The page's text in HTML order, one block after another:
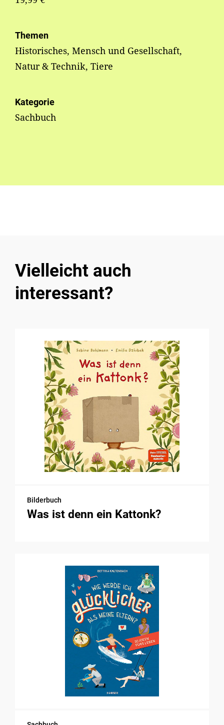
Themen
Historisches, Mensch und Gesellschaft,
Natur & Technik, Tiere
Kategorie
Sachbuch
Vielleicht auch
interessant?
Bilderbuch
Was ist denn ein Kattonk?